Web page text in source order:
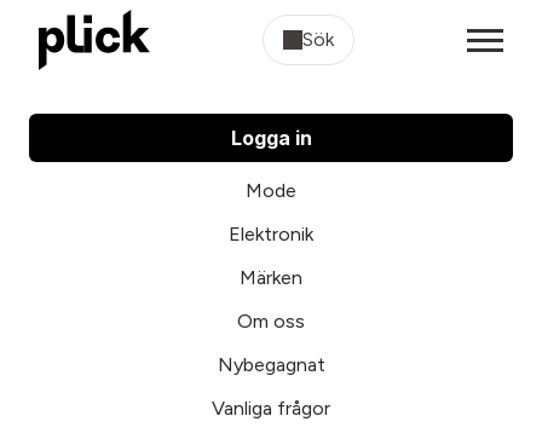
Sök
Logga in
Mode
Elektronik
Märken
Om oss
Nybegagnat
Vanliga frågor